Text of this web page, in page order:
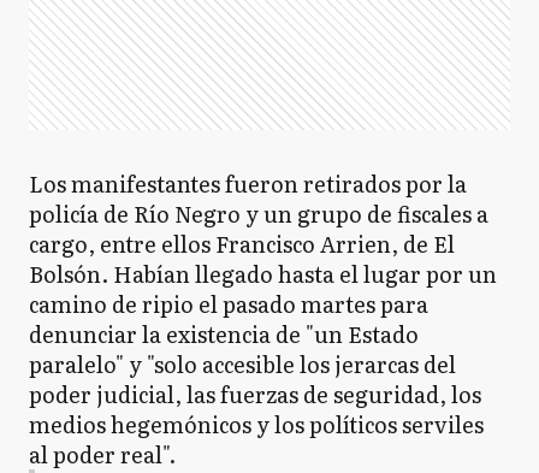
Los manifestantes fueron retirados por la
policía de Río Negro y un grupo de fiscales a
cargo, entre ellos Francisco Arrien, de El
Bolsón. Habían llegado hasta el lugar por un
camino de ripio el pasado martes para
denunciar la existencia de "un Estado
paralelo" y "solo accesible los jerarcas del
poder judicial, las fuerzas de seguridad, los
medios hegemónicos y los políticos serviles
al poder real".